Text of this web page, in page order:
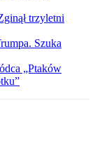
trzyletni
Szuka
„Ptaków